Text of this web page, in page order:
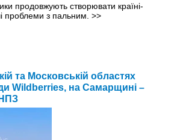
продовжують створювати країні-
проблеми з пальним. >>
та Московській областях
Wildberries, на Самарщині –